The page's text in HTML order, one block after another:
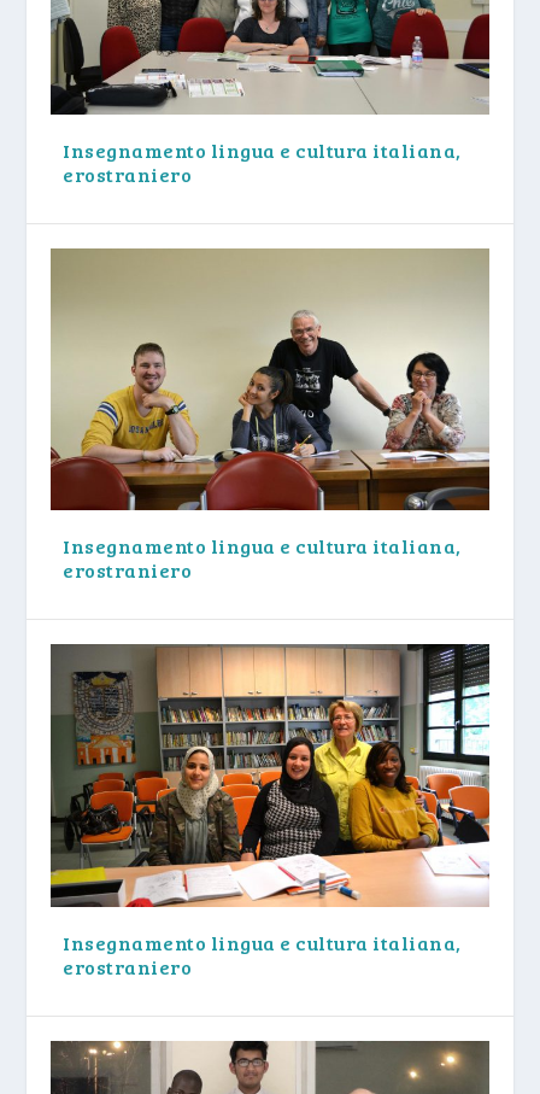
Insegnamento lingua e cultura italiana,
erostraniero
Insegnamento lingua e cultura italiana,
erostraniero
Insegnamento lingua e cultura italiana,
erostraniero